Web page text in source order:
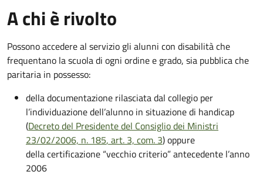
A chi è rivolto
Possono accedere al servizio gli alunni con disabilità che
frequentano la scuola di ogni ordine e grado, sia pubblica che
paritaria in possesso:
della documentazione rilasciata dal collegio per
l’individuazione dell’alunno in situazione di handicap
(Decreto del Presidente del Consiglio dei Ministri
23/02/2006, n. 185, art. 3, com. 3) oppure
della certificazione “vecchio criterio” antecedente l’anno
2006